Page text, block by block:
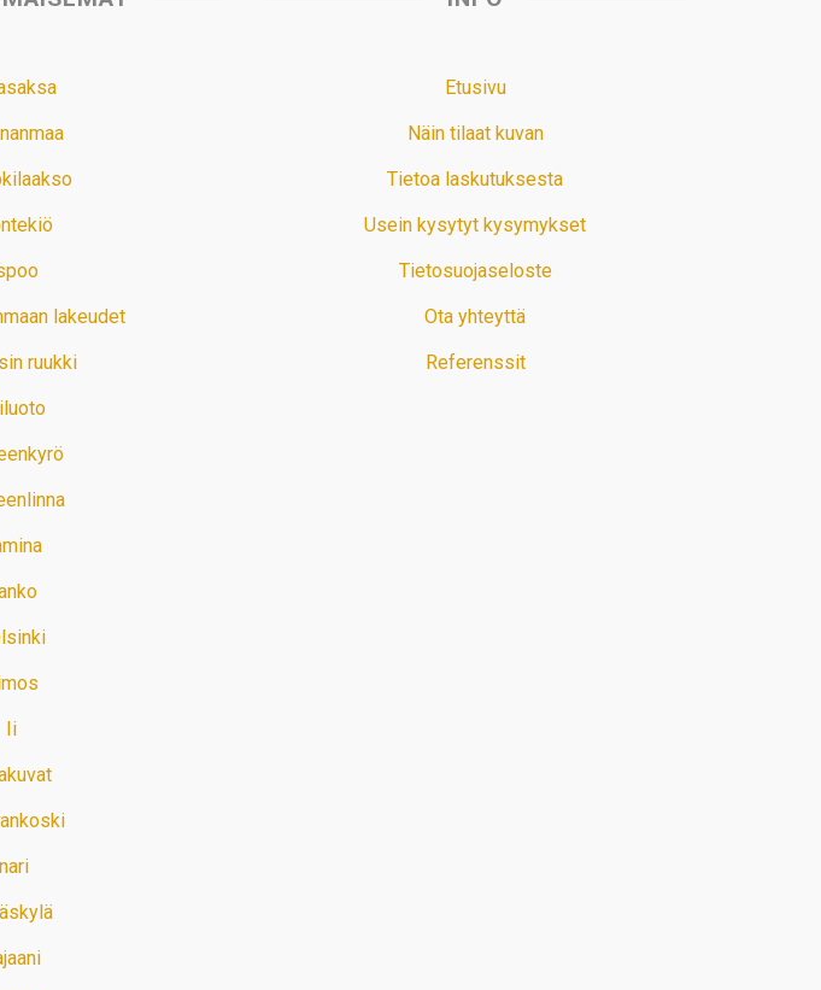
lakeudet
ruukki
Ii
Etusivu
Näin tilaat kuvan
Tietoa laskutuksesta
Usein kysytyt kysymykset
Tietosuojaseloste
Ota yhteyttä
Referenssit